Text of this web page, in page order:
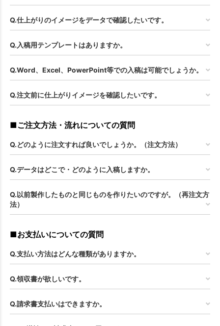
Q.仕上がりのイメージをデータで確認したいです。
Q.入稿用テンプレートはありますか。
Q.Word、Excel、PowerPoint等での入稿は可能でしょうか。
Q.注文前に仕上がりイメージを確認したいです。
■ご注文方法・流れについての質問
Q.どのように注文すれば良いでしょうか。（注文方法）
Q.データはどこで・どのように入稿しますか。
Q.以前製作したものと同じものを作りたいのですが。（再注文方
法）
■お支払いについての質問
Q.支払い方法はどんな種類がありますか。
Q.領収書が欲しいです。
Q.請求書支払いはできますか。